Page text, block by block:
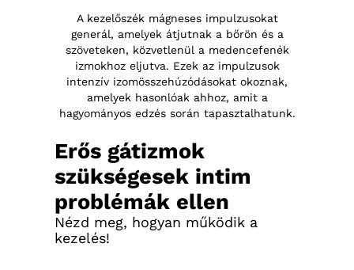
A kezelőszék mágneses impulzusokat
generál, amelyek átjutnak a bőrön és a
szöveteken, közvetlenül a medencefenék
izmokhoz eljutva. Ezek az impulzusok
intenzív izomösszehúzódásokat okoznak,
amelyek hasonlóak ahhoz, amit a
hagyományos edzés során tapasztalhatunk.
Erős gátizmok
szükségesek intim
problémák ellen
Nézd meg, hogyan működik a
kezelés!